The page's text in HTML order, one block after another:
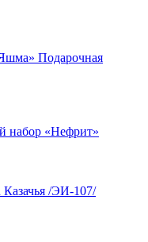
Подарочная
набор «Нефрит»
/ЭИ-107/